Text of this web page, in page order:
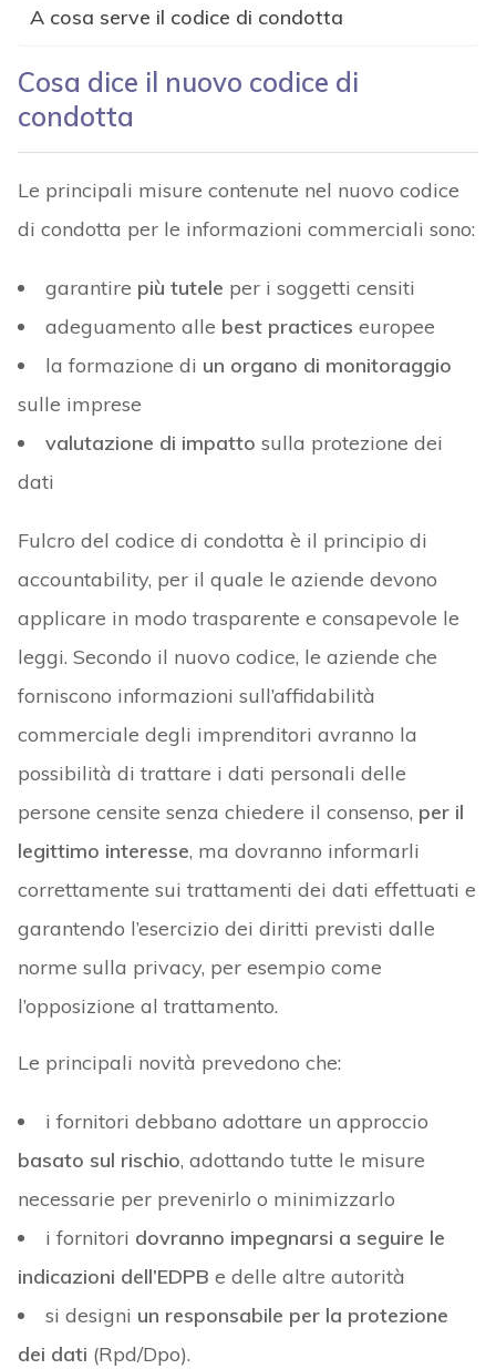
A cosa serve il codice di condotta
Cosa dice il nuovo codice di
condotta
Le principali misure contenute nel nuovo codice
di condotta per le informazioni commerciali sono:
garantire più tutele per i soggetti censiti
adeguamento alle best practices europee
la formazione di un organo di monitoraggio
sulle imprese
valutazione di impatto sulla protezione dei
dati
Fulcro del codice di condotta è il principio di
accountability, per il quale le aziende devono
applicare in modo trasparente e consapevole le
leggi. Secondo il nuovo codice, le aziende che
forniscono informazioni sull’affidabilità
commerciale degli imprenditori avranno la
possibilità di trattare i dati personali delle
persone censite senza chiedere il consenso, per il
legittimo interesse, ma dovranno informarli
correttamente sui trattamenti dei dati effettuati e
garantendo l’esercizio dei diritti previsti dalle
norme sulla privacy, per esempio come
l’opposizione al trattamento.
Le principali novità prevedono che:
i fornitori debbano adottare un approccio
basato sul rischio, adottando tutte le misure
necessarie per prevenirlo o minimizzarlo
i fornitori dovranno impegnarsi a seguire le
indicazioni dell’EDPB e delle altre autorità
si designi un responsabile per la protezione
dei dati (Rpd/Dpo).